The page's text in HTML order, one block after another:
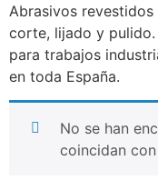
Abrasivos
corte, lijado y
para trabajos
en toda España.
No se han
coincidan